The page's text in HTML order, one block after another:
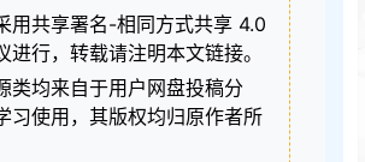
用共享署名-相同方式共享 4.0
进行，转载请注明本文链接。
类均来自于用户网盘投稿分
习使用，其版权均归原作者所